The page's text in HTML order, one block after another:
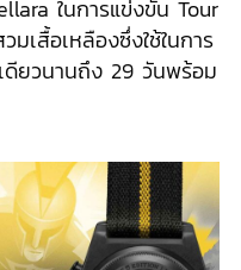
ในการแข่งขัน Tour
เสื้อเหลืองซึ่งใช้ในการ
ดียวนานถึง 29 วันพร้อม